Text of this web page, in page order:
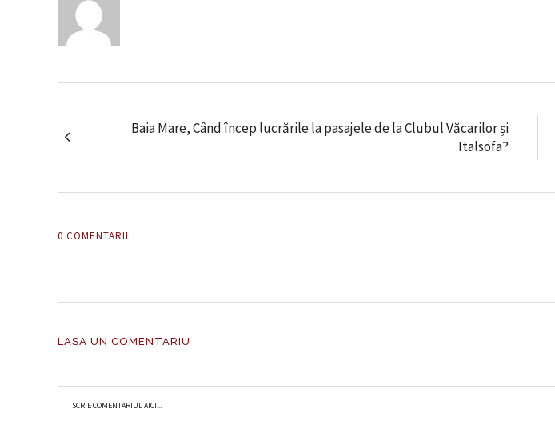
Baia Mare, Când încep lucrările la pasajele de la Clubul Văcarilor și
Italsofa?
0 COMENTARII
LASA UN COMENTARIU